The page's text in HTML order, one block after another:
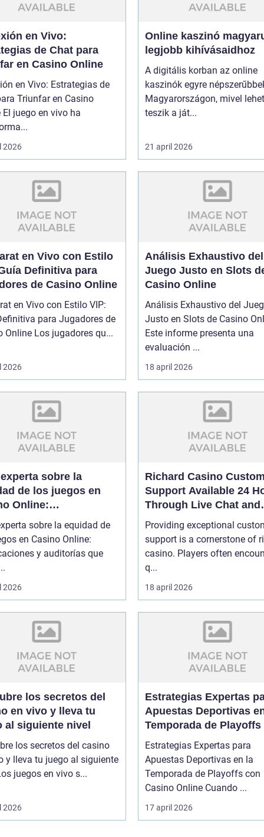
en Vivo:
de Chat para
en Casino Online
en Vivo: Estrategias de
Triunfar en Casino
El juego en vivo ha
2026
Online kaszinó
legjobb kihívásaidhoz
A digitális korban az online
kaszinók egyre
Magyarországon, mivel
teszik a ját...
21 april 2026
en Vivo con Estilo
Definitiva para
de Casino Online
en Vivo con Estilo VIP:
para Jugadores de
Casino Online Los jugadores qu...
2026
Análisis Exhaustivo del
Juego Justo en Slots
Casino Online
Análisis Exhaustivo del
Justo en Slots de Casino
Este informe presenta una
evaluación ...
18 april 2026
sobre la
de los juegos en
Online:
y auditorías
confianza
sobre la equidad de
en Casino Online:
y auditorías que
2026
Richard Casino
Support Available 24
Through Live Chat and
Email
Providing exceptional
support is a cornerstone of
casino. Players often
q...
18 april 2026
los secretos del
en vivo y lleva tu
al siguiente nivel
los secretos del casino
y lleva tu juego al siguiente
Los juegos en vivo s...
2026
Estrategias Expertas
Apuestas Deportivas
Temporada de Playoffs
Casino Online
Estrategias Expertas para
Apuestas Deportivas en la
Temporada de Playoffs con
Casino Online Cuando ...
17 april 2026